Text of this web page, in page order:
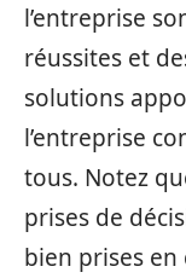
l’entreprise
réussites et
solutions
l’entreprise
tous. Notez
prises de
bien prises en